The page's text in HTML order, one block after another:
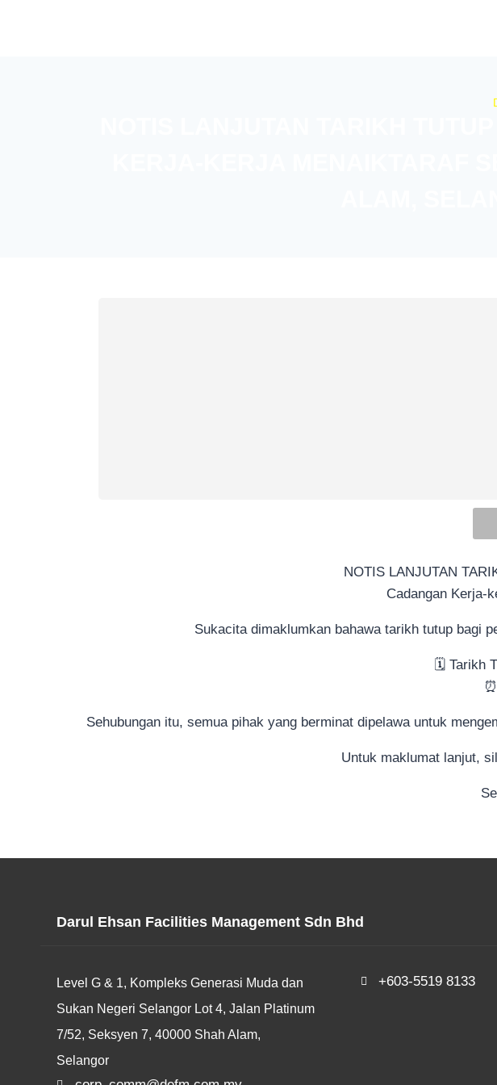
NOTIS LANJUTAN
Cadangan Kerja-
Sukacita dimaklumkan bahawa tarikh tutup bagi
🗓️ Tarikh
Sehubungan itu, semua pihak yang berminat dipelawa untuk
Untuk maklumat lanjut,
Darul Ehsan Facilities Management Sdn Bhd
Level G & 1, Kompleks Generasi Muda dan
Sukan Negeri Selangor Lot 4, Jalan Platinum
7/52, Seksyen 7, 40000 Shah Alam,
Selangor
+603-5519 8133